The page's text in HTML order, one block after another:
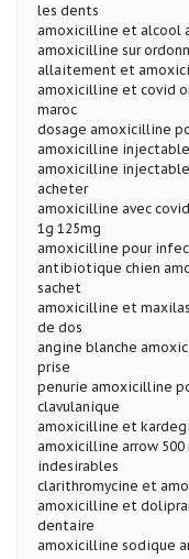
les dents
amoxicilline et alcool
amoxicilline sur
allaitement et
amoxicilline et covid
maroc
dosage amoxicilline
amoxicilline
amoxicilline
acheter
amoxicilline avec
1g 125mg
amoxicilline pour
antibiotique chien
sachet
amoxicilline et
de dos
angine blanche
prise
penurie amoxicilline
clavulanique
amoxicilline et
amoxicilline arrow
indesirables
clarithromycine et
amoxicilline et
dentaire
amoxicilline sodique